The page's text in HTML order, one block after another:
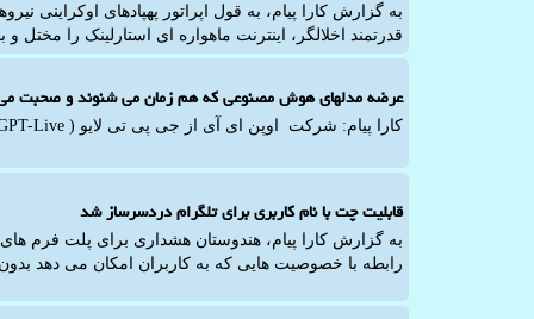
به گزارش کارا پیام، به قول اپراتور پهپادهای اوکراینی
قدرتمند اخلالگر، اینترنت ماهواره ای استارلینک را مختل و
عرضه مدلهای هوش مصنوعی که هم زمان می شنوند و صحبت
کارا پیام: شرکت اوپن ای آی از جی پی تی لایو ( GPT-Live) رونمایی نمود.
قابلیت چت با نام کاربری برای تلگرام دردسرساز شد
به گزارش کارا پیام، هندوستان هشداری برای پلت فرم های
رابطه با خصوصیت هایی که به کاربران امکان می دهد بدون